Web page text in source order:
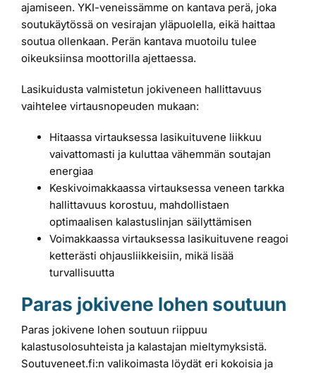
ajamiseen. YKI-veneissämme on kantava perä, joka
soutukäytössä on vesirajan yläpuolella, eikä haittaa
soutua ollenkaan. Perän kantava muotoilu tulee
oikeuksiinsa moottorilla ajettaessa.
Lasikuidusta valmistetun jokiveneen hallittavuus
vaihtelee virtausnopeuden mukaan:
Hitaassa virtauksessa lasikuituvene liikkuu
vaivattomasti ja kuluttaa vähemmän soutajan
energiaa
Keskivoimakkaassa virtauksessa veneen tarkka
hallittavuus korostuu, mahdollistaen
optimaalisen kalastuslinjan säilyttämisen
Voimakkaassa virtauksessa lasikuituvene reagoi
ketterästi ohjausliikkeisiin, mikä lisää
turvallisuutta
Paras jokivene lohen soutuun
Paras jokivene lohen soutuun riippuu
kalastusolosuhteista ja kalastajan mieltymyksistä.
Soutuveneet.fi:n valikoimasta löydät eri kokoisia ja